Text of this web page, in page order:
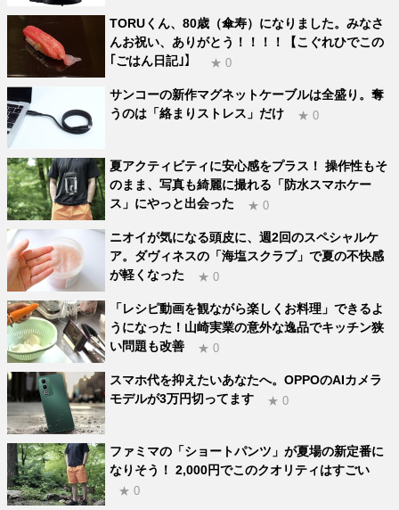
TORUくん、80歳（傘寿）になりました。みなさ
んお祝い、ありがとう！！！！【こぐれひでこの
｢ごはん日記｣】
★ 0
サンコーの新作マグネットケーブルは全盛り。奪
うのは「絡まりストレス」だけ
★ 0
夏アクティビティに安心感をプラス！ 操作性もそ
のまま、写真も綺麗に撮れる「防水スマホケー
ス」にやっと出会った
★ 0
ニオイが気になる頭皮に、週2回のスペシャルケ
ア。ダヴィネスの「海塩スクラブ」で夏の不快感
が軽くなった
★ 0
「レシピ動画を観ながら楽しくお料理」できるよ
うになった！山崎実業の意外な逸品でキッチン狭
い問題も改善
★ 0
スマホ代を抑えたいあなたへ。OPPOのAIカメラ
モデルが3万円切ってます
★ 0
ファミマの「ショートパンツ」が夏場の新定番に
なりそう！ 2,000円でこのクオリティはすごい
★ 0